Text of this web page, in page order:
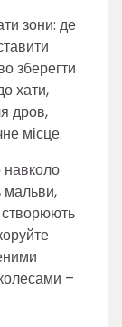
зони: де
зберегти
хати,
дров,
місце.
навколо
мальви,
створюють
–